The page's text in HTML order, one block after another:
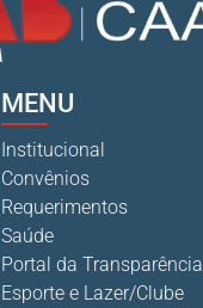
MENU
Institucional
Convênios
Requerimentos
Saúde
Portal da Transparência
Esporte e Lazer/Clube